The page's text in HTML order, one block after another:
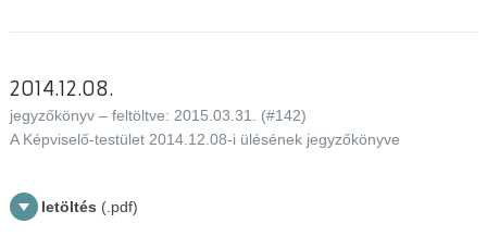
2014.12.08.
jegyzőkönyv – feltöltve: 2015.03.31. (#142)
A Képviselő-testület 2014.12.08-i ülésének jegyzőkönyve
letöltés (.pdf)